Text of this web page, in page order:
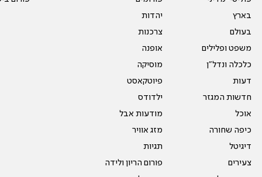
בארץ
בעולם
משפט ופלילים
כלכלה ונדל"ן
דעות
חדשות המגזר
אוכל
כיפה שחורה
דיגיטל
צעירים
יהדות
צרכנות
אופנה
מוסיקה
פיוטקאסט
ילדודס
מודעות אבל
מזג אוויר
תגיות
פורום הריון ולידה